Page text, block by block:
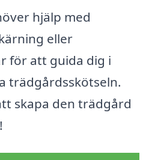
hjälp med
eller
för att guida dig i
trädgårdsskötseln.
skapa den trädgård